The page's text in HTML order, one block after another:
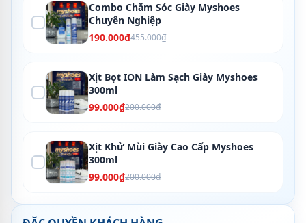
Combo Chăm Sóc Giày Myshoes
Chuyên Nghiệp
190.000₫455.000₫
Xịt Bọt ION Làm Sạch Giày Myshoes
300ml
99.000₫200.000₫
Xịt Khử Mùi Giày Cao Cấp Myshoes
300ml
99.000₫200.000₫